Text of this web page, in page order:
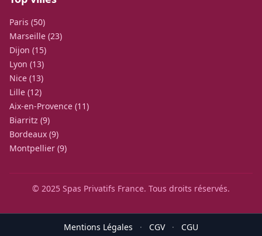
Paris (50)
Marseille (23)
Dijon (15)
Lyon (13)
Nice (13)
Lille (12)
Aix-en-Provence (11)
Biarritz (9)
Bordeaux (9)
Montpellier (9)
© 2025 Spas Privatifs France. Tous droits réservés.
Mentions Légales · CGV · CGU